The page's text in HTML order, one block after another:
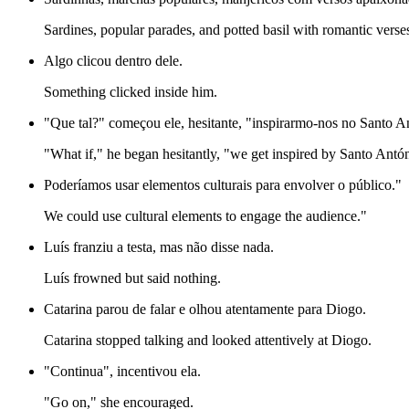
Sardines, popular parades, and potted basil with romantic
Algo clicou dentro dele.
Something clicked inside him.
"Que tal?" começou ele, hesitante, "inspirarmo-nos no Santo
"What if," he began hesitantly, "we get inspired by Santo
Poderíamos usar elementos culturais para envolver o público."
We could use cultural elements to engage the audience."
Luís franziu a testa, mas não disse nada.
Luís frowned but said nothing.
Catarina parou de falar e olhou atentamente para Diogo.
Catarina stopped talking and looked attentively at Diogo.
"Continua", incentivou ela.
"Go on," she encouraged.